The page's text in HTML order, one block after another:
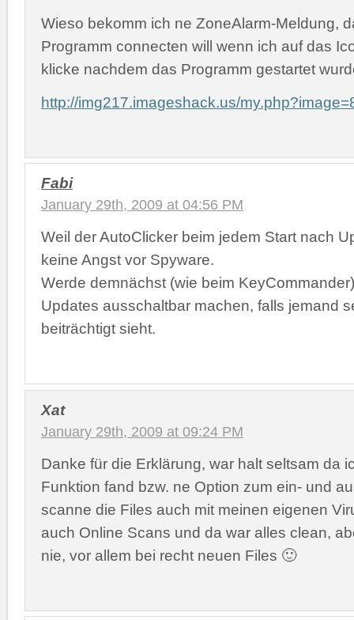
Wieso bekomm ich ne ZoneAlarm-Meldung,
Programm connecten will wenn ich auf das
klicke nachdem das Programm gestartet
http://img217.imageshack.us/
Fabi
January 29th, 2009 at 04:56 PM
Weil der AutoClicker beim jedem Start nach
keine Angst vor Spyware.
Werde demnächst (wie beim
Updates ausschaltbar machen, falls jemand
beiträchtigt sieht.
Xat
January 29th, 2009 at 09:24 PM
Danke für die Erklärung, war halt seltsam da
Funktion fand bzw. ne Option zum ein- und
scanne die Files auch mit meinen eigenen
auch Online Scans und da war alles clean,
nie, vor allem bei recht neuen Files 🙂